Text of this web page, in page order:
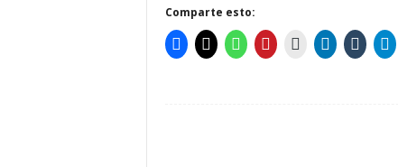
Comparte esto: